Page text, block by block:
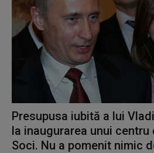
Presupusa iubită a lui
la inaugurarea unui
Soci. Nu a pomenit nimic